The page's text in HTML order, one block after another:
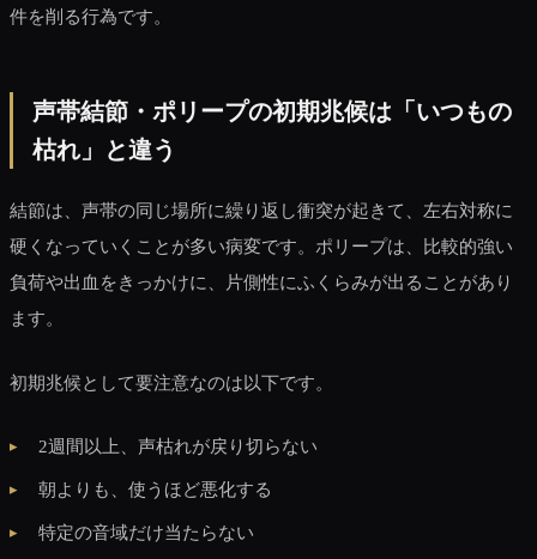
件を削る行為です。
声帯結節・ポリープの初期兆候は「いつもの
枯れ」と違う
結節は、声帯の同じ場所に繰り返し衝突が起きて、左右対称に
硬くなっていくことが多い病変です。ポリープは、比較的強い
負荷や出血をきっかけに、片側性にふくらみが出ることがあり
ます。
初期兆候として要注意なのは以下です。
2週間以上、声枯れが戻り切らない
朝よりも、使うほど悪化する
特定の音域だけ当たらない